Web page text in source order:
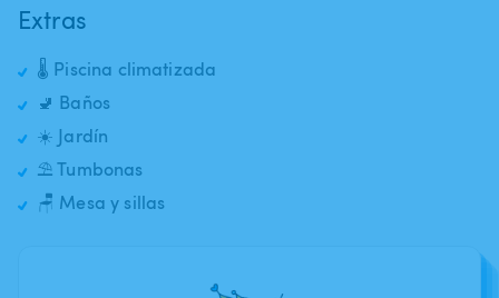
Extras
🌡️ Piscina climatizada
🚽 Baños
☀️ Jardín
⛱️ Tumbonas
🪑 Mesa y sillas